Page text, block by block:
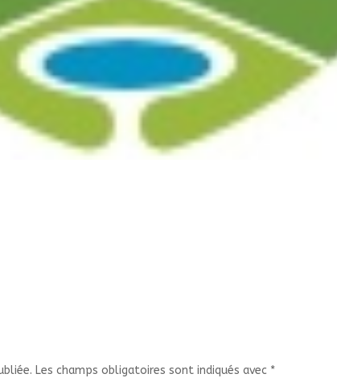
Les champs obligatoires sont indiqués avec *